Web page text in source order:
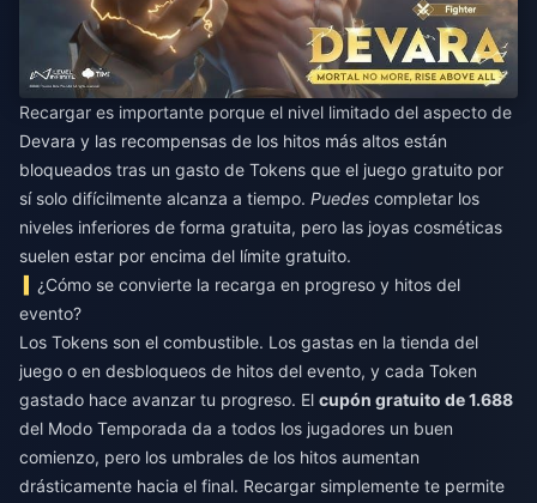
Recargar es importante porque el nivel limitado del aspecto de
Devara y las recompensas de los hitos más altos están
bloqueados tras un gasto de Tokens que el juego gratuito por
sí solo difícilmente alcanza a tiempo. Puedes completar los
niveles inferiores de forma gratuita, pero las joyas cosméticas
suelen estar por encima del límite gratuito.
¿Cómo se convierte la recarga en progreso y hitos del
evento?
Los Tokens son el combustible. Los gastas en la tienda del
juego o en desbloqueos de hitos del evento, y cada Token
gastado hace avanzar tu progreso. El cupón gratuito de 1.688
del Modo Temporada da a todos los jugadores un buen
comienzo, pero los umbrales de los hitos aumentan
drásticamente hacia el final. Recargar simplemente te permite